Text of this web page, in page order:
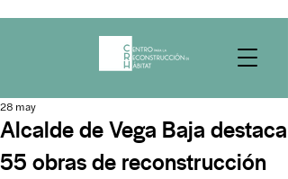
Alcalde de Vega Baja destaca
55 obras de reconstrucción
28 may